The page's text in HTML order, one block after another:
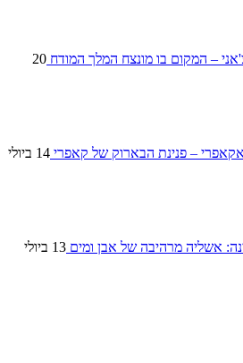
– המקום בו מונצח המלך המודח 20
– פנינת הבארוק של קאפרי
14 ביולי
אשליה מרהיבה של אבן ומים
13 ביולי